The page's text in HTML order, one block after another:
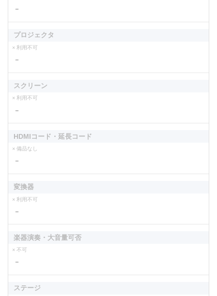
－
プロジェクタ
× 利用不可
－
スクリーン
× 利用不可
－
HDMIコード・延長コード
× 備品なし
－
変換器
× 利用不可
－
楽器演奏・大音量可否
× 不可
－
ステージ